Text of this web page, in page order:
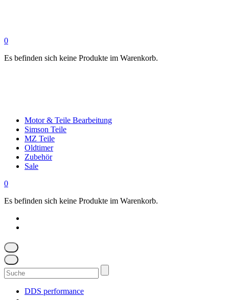
0
Es befinden sich keine Produkte im Warenkorb.
Motor & Teile Bearbeitung
Simson Teile
MZ Teile
Oldtimer
Zubehör
Sale
0
Es befinden sich keine Produkte im Warenkorb.
Suchen
nach:
DDS performance